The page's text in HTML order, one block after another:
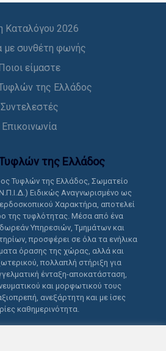
Καταλόγου 2026
με συνθέτη φωνής
είμαστε
της Ελλάδος
Συντελεστές
Επικοινωνία
της Ελλάδoς
Τυφλών της Ελλάδος, Σωματείο
Ειδικώς Αναγνωρισμένο ως
Χαρακτήρα, αποτελεί
της τυφλότητας. Μέσα από ένα
Υπηρεσιών, Τμημάτων και
προσφέρει σε όλα τα ενήλικα
όρασης της χώρας, αλλά και
πολλαπλή στήριξη για
ένταξη-αποκατάσταση,
και μορφωτικού τους
ανεξάρτητη και με ίσες
καθημερινότητα.